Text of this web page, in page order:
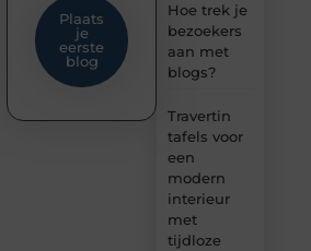
Hoe trek je
bezoekers
aan met
blogs?
Travertin
tafels voor
een
modern
interieur
met
tijdloze
Plaats
je
eerste
blog